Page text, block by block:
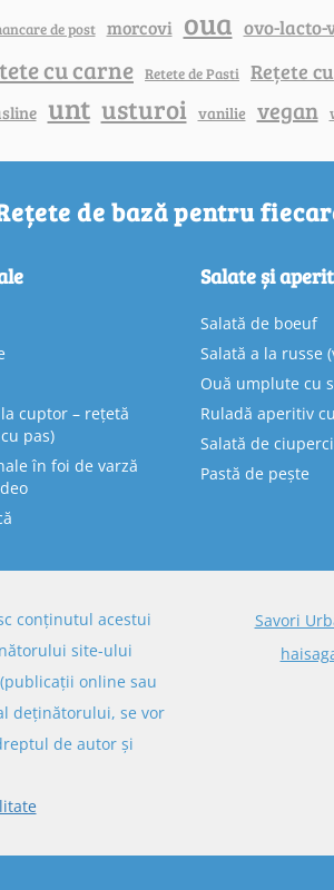
de post morcovi oua ovo-
cu carne Retete de Pasti Rețete
unt usturoi vanilie vegan
de bază pentru
cuptor – rețetă
pas)
în foi de varză
Salate și
Salată de boeuf
Salată a la russe
Ouă umplute cu
Ruladă aperitiv
Salată de
Pastă de pește
conținutul acestui
site-ului
online sau
deținătorului, se vor
de autor și
Savori